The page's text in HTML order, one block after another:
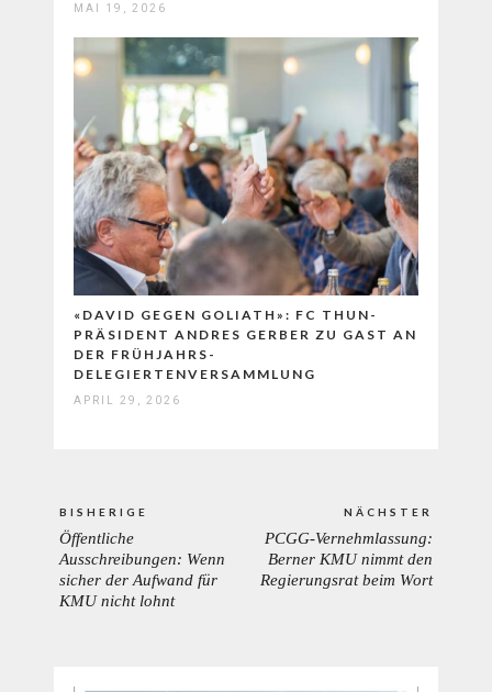
MAI 19, 2026
«DAVID GEGEN GOLIATH»: FC THUN-
PRÄSIDENT ANDRES GERBER ZU GAST AN
DER FRÜHJAHRS-
DELEGIERTENVERSAMMLUNG
APRIL 29, 2026
Navigation
BISHERIGE
PREVIOUS
POST:
Öffentliche
Ausschreibungen: Wenn
sicher der Aufwand für
KMU nicht lohnt
NÄCHSTER
POST:
PCGG-Vernehmlassung:
Berner KMU nimmt den
Regierungsrat beim Wort